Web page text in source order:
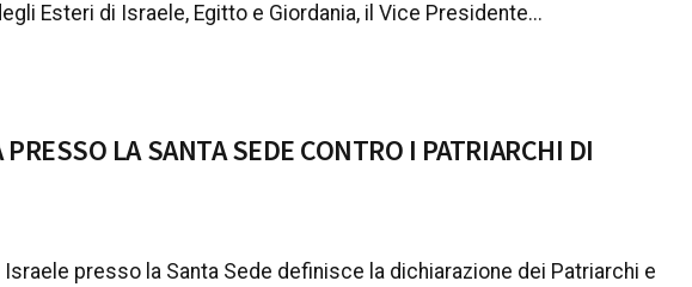
Esteri di Israele, Egitto e Giordania, il Vice Presidente...
LA SANTA SEDE CONTRO I PATRIARCHI DI
presso la Santa Sede definisce la dichiarazione dei Patriarchi e